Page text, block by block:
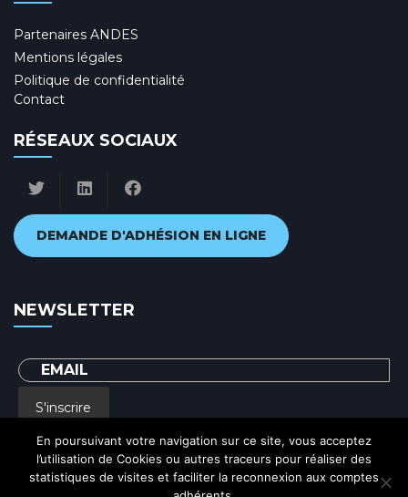
Partenaires ANDES
Mentions légales
Politique de confidentialité
Contact
RÉSEAUX SOCIAUX
DEMANDE D'ADHÉSION EN LIGNE
NEWSLETTER
S'inscrire
En renseignant votre adresse email, vous acceptez de recevoir par courrier
electronique notre lettre d'information et vous prenez connaissance de notre
En poursuivant votre navigation sur ce site, vous acceptez
l’utilisation de Cookies ou autres traceurs pour réaliser des
statistiques de visites et faciliter la reconnexion aux comptes